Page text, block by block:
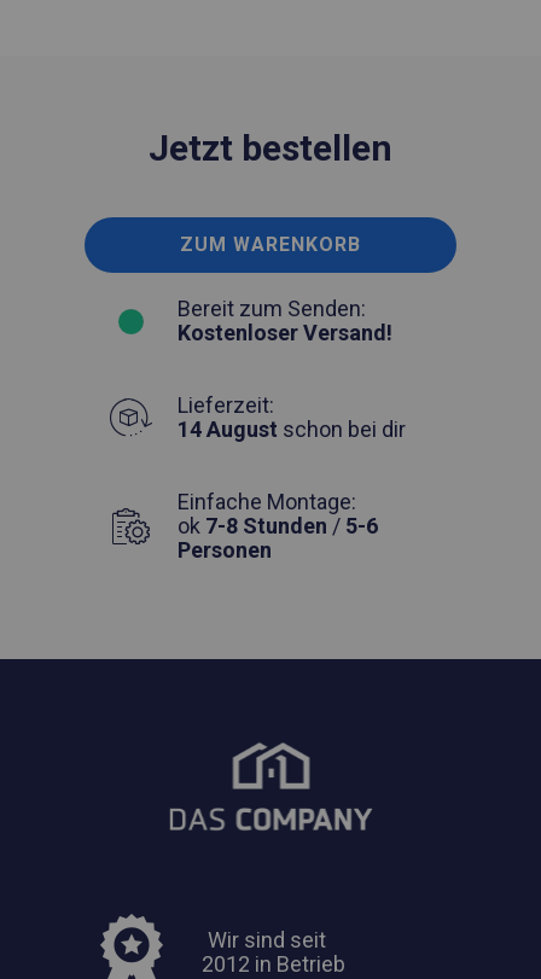
Jetzt bestellen
ZUM WARENKORB
Bereit zum Senden:
Kostenloser Versand!
Lieferzeit:
14 August schon bei dir
Einfache Montage:
ok 7-8 Stunden / 5-6
Personen
Wir sind seit
2012 in Betrieb